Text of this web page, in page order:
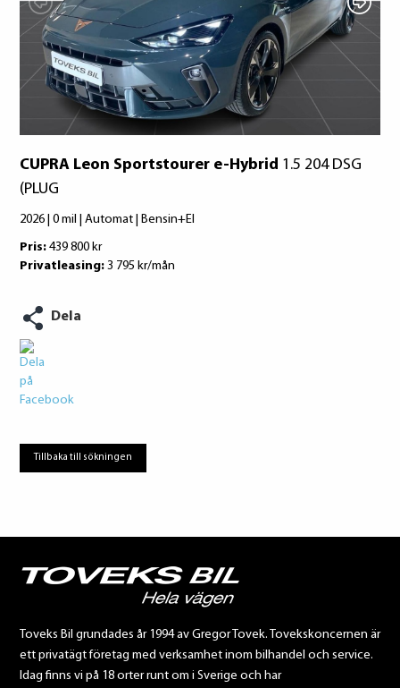
Konsumentuppgifter finns på
konsumentverket.se
CUPRA Leon Sportstourer e-Hybrid 1.5 204 DSG
(PLUG
2026 | 0 mil | Automat | Bensin+El
Pris: 439 800 kr
Privatleasing: 3 795 kr/mån
Dela
Tillbaka till sökningen
Toveks Bil grundades år 1994 av Gregor Tovek. Tovekskoncernen är
ett privatägt företag med verksamhet inom bilhandel och service.
Idag finns vi på 18 orter runt om i Sverige och har